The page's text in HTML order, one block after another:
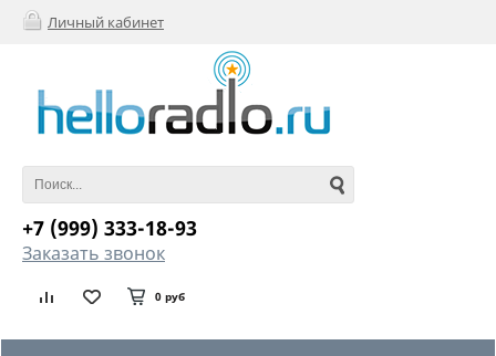
Личный кабинет
+7 (999) 333-18-93
Заказать звонок
0 руб